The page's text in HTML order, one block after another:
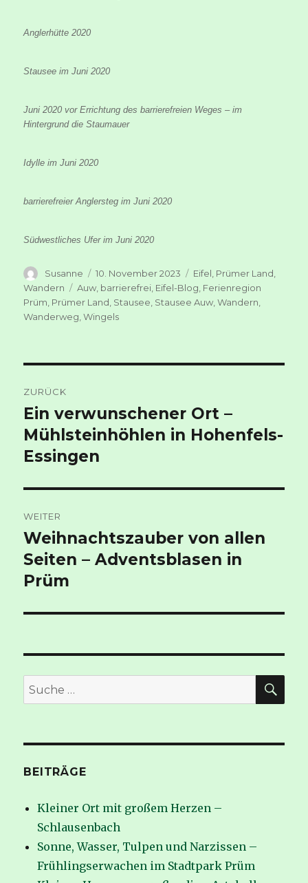
Anglerhütte 2020
Stausee im Juni 2020
Juni 2020 vor Errichtung des barrierefreien Weges – im
Hintergrund die Staumauer
Idylle im Juni 2020
barrierefreier Anglersteg im Juni 2020
Südwestliches Ufer im Juni 2020
Autor
Susanne
Veröffentlicht
am
10. November 2023 Kategorien
Eifel Prümer Land
Wandern
Schlagwörter
Auw barrierefrei Eifel-Blog Ferienregion
Prüm Prümer Land Stausee Stausee Auw ,Wandern
Wanderweg ,Wingels
ZURÜCK
Vorheriger
Beitrag:
Ein verwunschener Ort –
Mühlsteinhöhlen in Hohenfels-
Essingen
WEITER
Nächster
Beitrag:
Weihnachtszauber von allen
Seiten – Adventsblasen in
Prüm
Suche
nach:
BEITRÄGE
Kleiner Ort mit großem Herzen –
Schlausenbach
Sonne, Wasser, Tulpen und Narzissen –
Frühlingserwachen im Stadtpark Prüm